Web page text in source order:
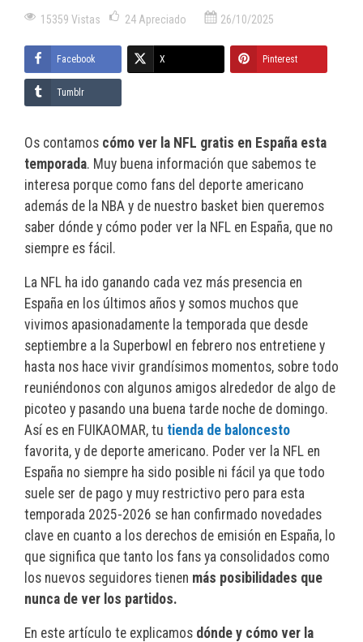
15359 Vistas 24 Apreciado 26/10/2025
Facebook X Pinterest
Tumblr
Os contamos cómo ver la NFL gratis en España esta
temporada. Muy buena información que sabemos te
interesa porque como fans del deporte americano
además de la NBA y de nuestro basket bien queremos
saber dónde y cómo poder ver la NFL en España, que no
siempre es fácil.
La NFL ha ido ganando cada vez más presencia en
España en los últimos años y somos muchos que
vivimos apasionadamente la temporada que desde
septiembre a la Superbowl en febrero nos entretiene y
hasta nos hace vivir grandísimos momentos, sobre todo
reuniéndonos con algunos amigos alrededor de algo de
picoteo y pasando una buena tarde noche de domingo.
Así es en FUIKAOMAR, tu tienda de baloncesto
favorita, y de deporte americano. Poder ver la NFL en
España no siempre ha sido posible ni fácil ya que todo
suele ser de pago y muy restrictivo pero para esta
temporada 2025-2026 se han confirmado novedades
clave en cuanto a los derechos de emisión en España, lo
que significa que tanto los fans ya consolidados como
los nuevos seguidores tienen más posibilidades que
nunca de ver los partidos.
En este artículo te explicamos dónde y cómo ver la